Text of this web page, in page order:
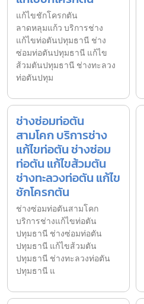
แก้ไขชักโครกตัน
ลาดหลุมแก้ว บริการช่าง
แก้ไขท่อตันปทุมธานี ช่าง
ซ่อมท่อตันปทุมธานี แก้ไข
ส้วมตันปทุมธานี ช่างทะลวง
ท่อตันปทุม
ช่างซ่อมท่อตัน
สามโคก บริการช่าง
แก้ไขท่อตัน ช่างซ่อม
ท่อตัน แก้ไขส้วมตัน
ช่างทะลวงท่อตัน แก้ไข
ชักโครกตัน
ช่างซ่อมท่อตันสามโคก
บริการช่างแก้ไขท่อตัน
ปทุมธานี ช่างซ่อมท่อตัน
ปทุมธานี แก้ไขส้วมตัน
ปทุมธานี ช่างทะลวงท่อตัน
ปทุมธานี แ